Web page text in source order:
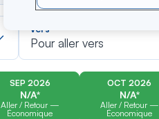
dans
la
liste
Vers
Pour aller vers
SEP 2026
N/A*
Aller / Retour —
Économique
OCT 2026
N/A*
Aller / Retour —
Économique